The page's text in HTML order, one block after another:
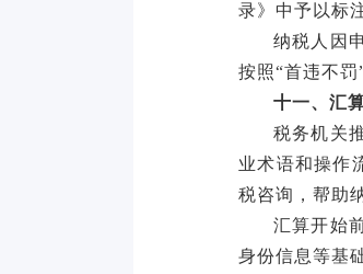
录》中予以标
纳税人因
按照“首违不罚
十一、汇
税务机关
业术语和操作
税咨询，帮助
汇算开始
身份信息等基